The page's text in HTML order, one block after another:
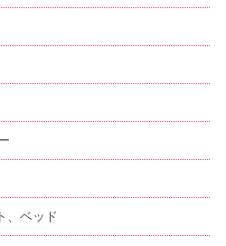
、ベッド